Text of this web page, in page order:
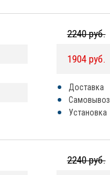
2240 руб.
1904 руб.
Доставка
Самовывоз
Установка
2240 руб.